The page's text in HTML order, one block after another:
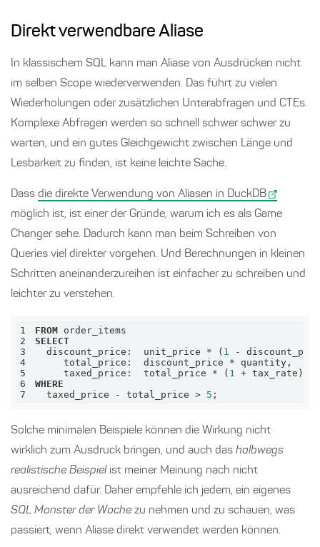
Direkt verwendbare Aliase
In klassischem SQL kann man Aliase von Ausdrücken nicht
im selben Scope wiederverwenden. Das führt zu vielen
Wiederholungen oder zusätzlichen Unterabfragen und CTEs.
Komplexe Abfragen werden so schnell schwer schwer zu
warten, und ein gutes Gleichgewicht zwischen Länge und
Lesbarkeit zu finden, ist keine leichte Sache.
Dass die direkte Verwendung von Aliasen in DuckDB
möglich ist, ist einer der Gründe, warum ich es als Game
Changer sehe. Dadurch kann man beim Schreiben von
Queries viel direkter vorgehen. Und Berechnungen in kleinen
Schritten aneinanderzureihen ist einfacher zu schreiben und
leichter zu verstehen.
1 FROM
2
SELECT
3
  discount_price:  unit_price
* ( 1
-
4
     total_price:  discount_price
*
5
     taxed_price:  total_price
* ( 1 +
6
WHERE
7
  taxed_price
- total_price > 5 ;
Solche minimalen Beispiele können die Wirkung nicht
wirklich zum Ausdruck bringen, und auch das halbwegs
realistische Beispiel ist meiner Meinung nach nicht
ausreichend dafür. Daher empfehle ich jedem, ein eigenes
SQL Monster der Wochezu nehmen und zu schauen, was
passiert, wenn Aliase direkt verwendet werden können.